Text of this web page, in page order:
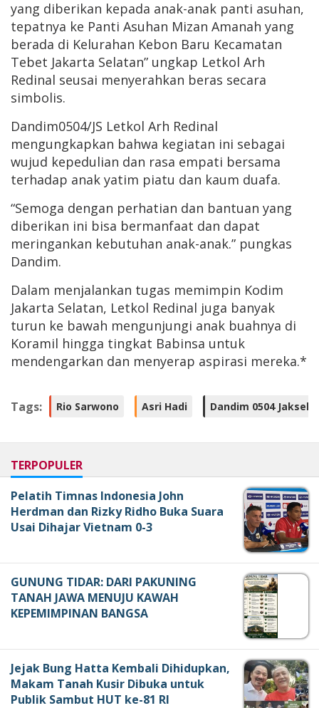
yang diberikan kepada anak-anak panti asuhan,
tepatnya ke Panti Asuhan Mizan Amanah yang
berada di Kelurahan Kebon Baru Kecamatan
Tebet Jakarta Selatan” ungkap Letkol Arh
Redinal seusai menyerahkan beras secara
simbolis.
Dandim0504/JS Letkol Arh Redinal
mengungkapkan bahwa kegiatan ini sebagai
wujud kepedulian dan rasa empati bersama
terhadap anak yatim piatu dan kaum duafa.
“Semoga dengan perhatian dan bantuan yang
diberikan ini bisa bermanfaat dan dapat
meringankan kebutuhan anak-anak.” pungkas
Dandim.
Dalam menjalankan tugas memimpin Kodim
Jakarta Selatan, Letkol Redinal juga banyak
turun ke bawah mengunjungi anak buahnya di
Koramil hingga tingkat Babinsa untuk
mendengarkan dan menyerap aspirasi mereka.*
Tags: Rio Sarwono Asri Hadi Dandim 0504 Jaksel
TERPOPULER
Pelatih Timnas Indonesia John
Herdman dan Rizky Ridho Buka Suara
Usai Dihajar Vietnam 0-3
GUNUNG TIDAR: DARI PAKUNING
TANAH JAWA MENUJU KAWAH
KEPEMIMPINAN BANGSA
Jejak Bung Hatta Kembali Dihidupkan,
Makam Tanah Kusir Dibuka untuk
Publik Sambut HUT ke-81 RI